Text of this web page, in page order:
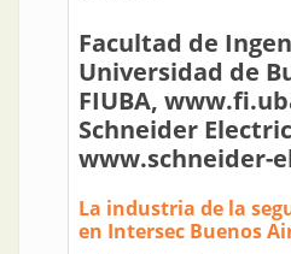
Facultad de
Universidad de
FIUBA,
Schneider
www.schneider-
La industria de la
en Intersec Buenos